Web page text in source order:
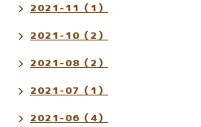
2021-11（1）
2021-10（2）
2021-08（2）
2021-07（1）
2021-06（4）